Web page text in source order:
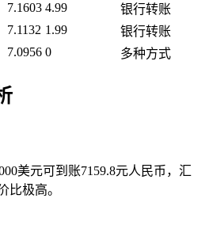
7.1603 4.99
银行转账
7.1132 1.99
银行转账
7.0956 0 多种方式
美元可到账7159.8元人民币，汇
比极高。